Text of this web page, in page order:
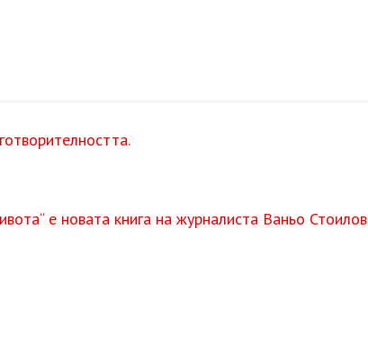
е новата книга на журналиста Ваньо Стоилов